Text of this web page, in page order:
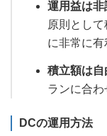
運用益は非
原則とし
に非常に有
積立額は
ランに合わ
DCの運用方法